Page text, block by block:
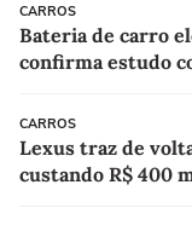
CARROS
Bateria de carro
confirma estudo
CARROS
Lexus traz de
custando R$ 400